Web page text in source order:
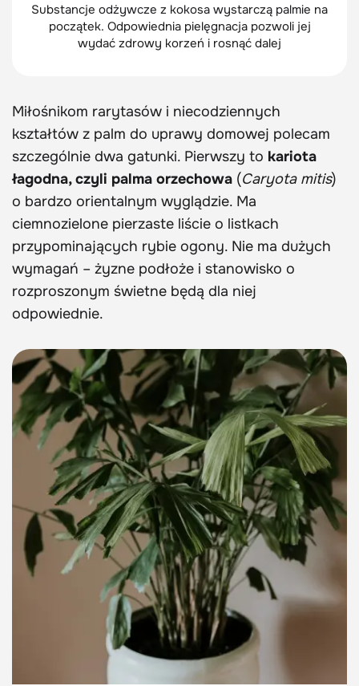
Substancje odżywcze z kokosa wystarczą palmie na
początek. Odpowiednia pielęgnacja pozwoli jej
wydać zdrowy korzeń i rosnąć dalej
Miłośnikom rarytasów i niecodziennych
kształtów z palm do uprawy domowej polecam
szczególnie dwa gatunki. Pierwszy to kariota
łagodna, czyli palma orzechowa (Caryota mitis)
o bardzo orientalnym wyglądzie. Ma
ciemnozielone pierzaste liście o listkach
przypominających rybie ogony. Nie ma dużych
wymagań – żyzne podłoże i stanowisko o
rozproszonym świetne będą dla niej
odpowiednie.